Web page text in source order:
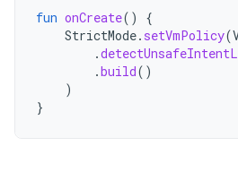
fun onCreate()
{
StrictMode. setVmPolicy(
.
.build()
)
}